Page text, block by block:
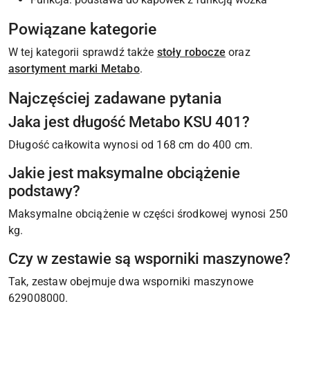
Powiązane kategorie
W tej kategorii sprawdź także stoły robocze oraz
asortyment marki Metabo.
Najczęściej zadawane pytania
Jaka jest długość Metabo KSU 401?
Długość całkowita wynosi od 168 cm do 400 cm.
Jakie jest maksymalne obciążenie
podstawy?
Maksymalne obciążenie w części środkowej wynosi 250
kg.
Czy w zestawie są wsporniki maszynowe?
Tak, zestaw obejmuje dwa wsporniki maszynowe
629008000.